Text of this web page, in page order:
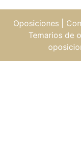
Oposiciones
Temarios de